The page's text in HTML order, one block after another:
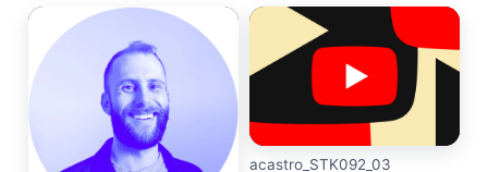
acastro_STK092_03